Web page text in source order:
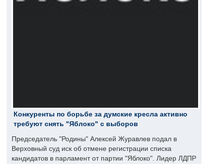
Конкуренты по борьбе за думские кресла активно
требуют снять "Яблоко" с выборов
Председатель "Родины" Алексей Журавлев подал в
Верховный суд иск об отмене регистрации списка
кандидатов в парламент от партии "Яблоко". Лидер ЛДПР